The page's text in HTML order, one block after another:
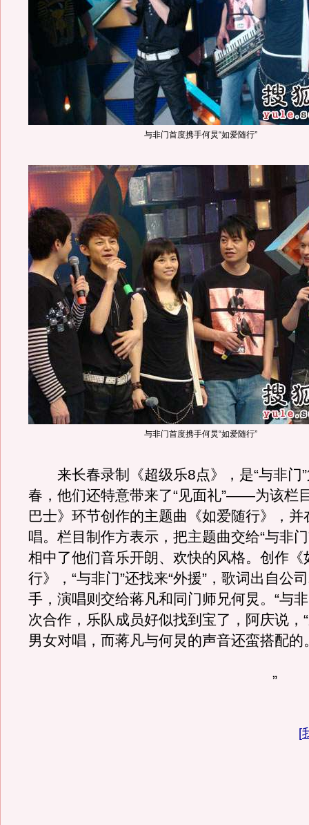
与非门首度携手何炅“如爱随行”
与非门首度携手何炅“如爱随行”
来长春录制《超级乐8点》，是“与非门”
春，他们还特意带来了“见面礼”——为该栏
巴士》环节创作的主题曲《如爱随行》，并
唱。栏目制作方表示，把主题曲交给“与非
相中了他们音乐开朗、欢快的风格。创作《
行》，“与非门”还找来“外援”，歌词出自公
手，演唱则交给蒋凡和同门师兄何炅。“与
次合作，乐队成员好似找到宝了，阿庆说，
男女对唱，而蒋凡与何炅的声音还蛮搭配的
”
[